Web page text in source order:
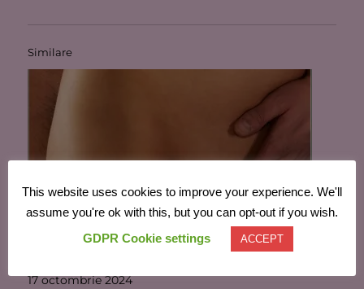
Similare
17 octombrie 2024
This website uses cookies to improve your experience. We'll
assume you're ok with this, but you can opt-out if you wish.
GDPR Cookie settings
ACCEPT